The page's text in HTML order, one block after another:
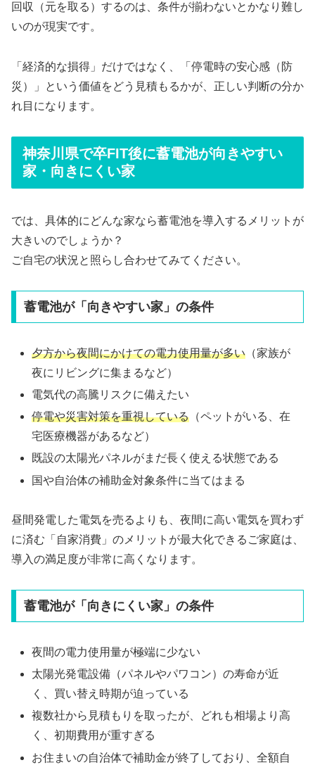
回収（元を取る）するのは、条件が揃わないとかなり難し
いのが現実です。
「経済的な損得」だけではなく、「停電時の安心感（防
災）」という価値をどう見積もるかが、正しい判断の分か
れ目になります。
神奈川県で卒FIT後に蓄電池が向きやすい
家・向きにくい家
では、具体的にどんな家なら蓄電池を導入するメリットが
大きいのでしょうか？
ご自宅の状況と照らし合わせてみてください。
蓄電池が「向きやすい家」の条件
夕方から夜間にかけての電力使用量が多い （家族が
夜にリビングに集まるなど）
電気代の高騰リスクに備えたい
停電や災害対策を重視している （ペットがいる、在
宅医療機器があるなど）
既設の太陽光パネルがまだ長く使える状態である
国や自治体の補助金対象条件に当てはまる
昼間発電した電気を売るよりも、夜間に高い電気を買わず
に済む「自家消費」のメリットが最大化できるご家庭は、
導入の満足度が非常に高くなります。
蓄電池が「向きにくい家」の条件
夜間の電力使用量が極端に少ない
太陽光発電設備（パネルやパワコン）の寿命が近
く、買い替え時期が迫っている
複数社から見積もりを取ったが、どれも相場より高
く、初期費用が重すぎる
お住まいの自治体で補助金が終了しており、全額自